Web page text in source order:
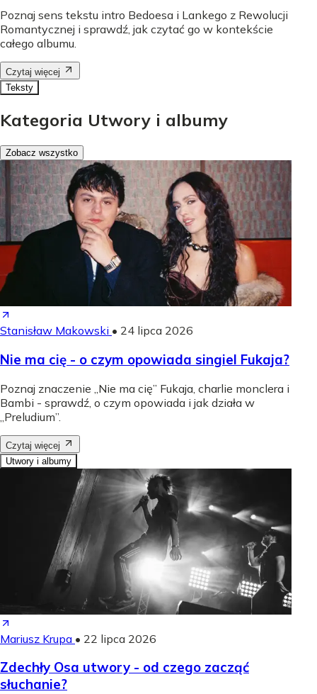
Poznaj sens tekstu intro Bedoesa i Lankego z Rewolucji
Romantycznej i sprawdź, jak czytać go w kontekście
całego albumu.
Czytaj więcej
Teksty
Kategoria Utwory i albumy
Zobacz wszystko
Stanisław Makowski • 24 lipca 2026
Nie ma cię - o czym opowiada singiel Fukaja?
Poznaj znaczenie „Nie ma cię” Fukaja, charlie monclera i
Bambi - sprawdź, o czym opowiada i jak działa w
„Preludium”.
Czytaj więcej
Utwory i albumy
Mariusz Krupa • 22 lipca 2026
Zdechły Osa utwory - od czego zacząć
słuchanie?